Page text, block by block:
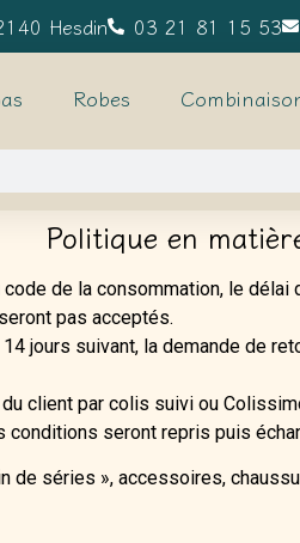
Hesdin 03 21 81 15 53
Robes
Politique en
de la consommation, le
pas acceptés.
jours suivant, la demande de
client par colis suivi ou
seront repris puis
de séries », accessoires,